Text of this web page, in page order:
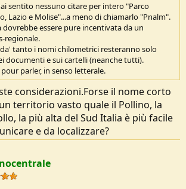
sentito nessuno citare per intero "Parco
Lazio e Molise"...a meno di chiamarlo "Pnalm".
dovrebbe essere pure incentivata da un
regionale.
tanto i nomi chilometrici resteranno solo
documenti e sui cartelli (neanche tutti).
parler, in senso letterale.
considerazioni.Forse il nome corto
territorio vasto quale il Pollino, la
la più alta del Sud Italia è più facile
e da localizzare?